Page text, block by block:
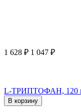
1 628 ₽ 1 047 ₽
L-ТРИПТОФАН, 120
В корзину